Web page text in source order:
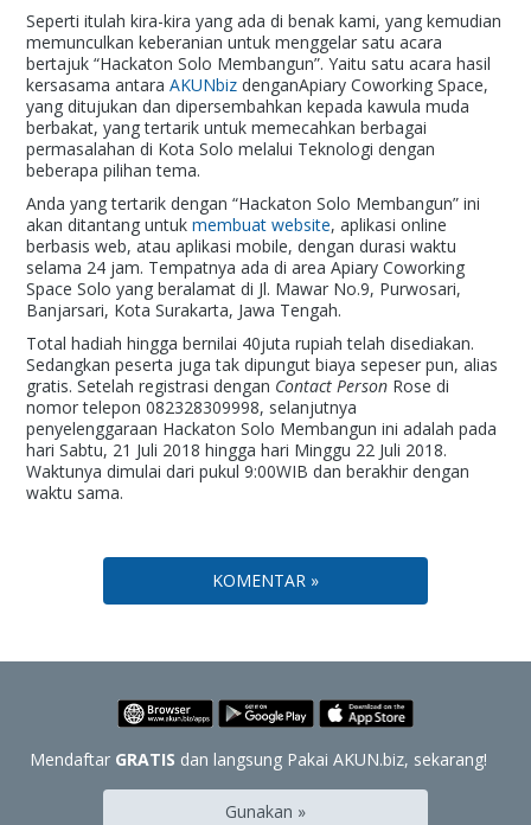
Seperti itulah kira-kira yang ada di benak kami, yang kemudian
memunculkan keberanian untuk menggelar satu acara
bertajuk “Hackaton Solo Membangun”. Yaitu satu acara hasil
kersasama antaraAKUNbiz denganApiary Coworking Space,
yang ditujukan dan dipersembahkan kepada kawula muda
berbakat, yang tertarik untuk memecahkan berbagai
permasalahan di Kota Solo melalui Teknologi dengan
beberapa pilihan tema.
Anda yang tertarik dengan “Hackaton Solo Membangun” ini
akan ditantang untukmembuat website, aplikasi online
berbasis web, atau aplikasi mobile, dengan durasi waktu
selama 24 jam. Tempatnya ada di area Apiary Coworking
Space Solo yang beralamat di Jl. Mawar No.9, Purwosari,
Banjarsari, Kota Surakarta, Jawa Tengah.
Total hadiah hingga bernilai 40juta rupiah telah disediakan.
Sedangkan peserta juga tak dipungut biaya sepeser pun, alias
gratis. Setelah registrasi dengan Contact Person Rose di
nomor telepon 082328309998, selanjutnya
penyelenggaraan Hackaton Solo Membangun ini adalah pada
hari Sabtu, 21 Juli 2018 hingga hari Minggu 22 Juli 2018.
Waktunya dimulai dari pukul 9:00WIB dan berakhir dengan
waktu sama.
KOMENTAR »
Mendaftar GRATIS dan langsung Pakai AKUN.biz, sekarang!
Gunakan »